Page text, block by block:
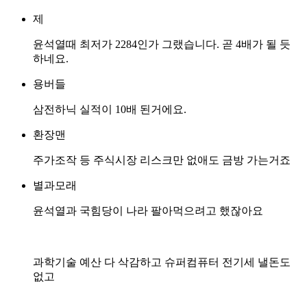
제
윤석열때 최저가 2284인가 그랬습니다. 곧 4배가 될 듯
하네요.
용버들
삼전하닉 실적이 10배 된거에요.
환장맨
주가조작 등 주식시장 리스크만 없애도 금방 가는거죠
별과모래
윤석열과 국힘당이 나라 팔아먹으려고 했잖아요
과학기술 예산 다 삭감하고 슈퍼컴퓨터 전기세 낼돈도
없고